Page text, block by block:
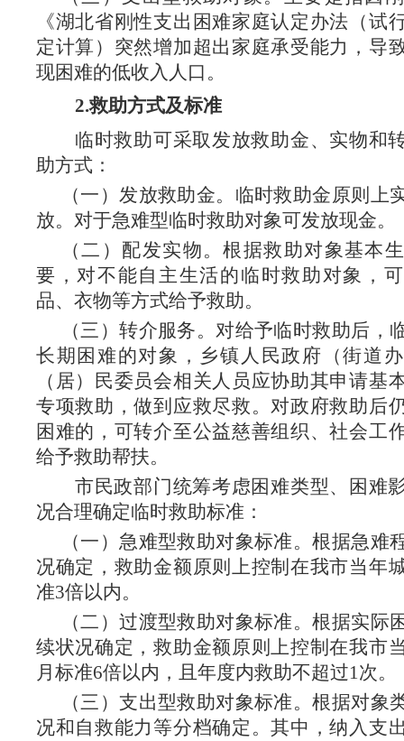
《湖北省刚性支出困难家庭认定办法（试
定计算）突然增加超出家庭承受能力，导
现困难的低收入人口。
2.救助方式及标准
临时救助可采取发放救助金、实物和
助方式 ：
（一）发放救助金。临时救助金原则上
放。对于急难型临时救助对象可发放现金。
（二）配发实物。根据救助对象基本
要，对不能自主生活的临时救助对象，
品、衣物等方式给予救助。
（三）转介服务。对给予临时救助后，
长期困难的对象，乡镇人民政府（街道
（居）民委员会相关人员应协助其申请基
专项救助，做到应救尽救。对政府救助后
困难的，可转介至公益慈善组织、社会工
给予救助帮扶。
市民政部门统筹考虑困难类型、困难
况合理确定临时救助标准 ：
（一）急难型救助对象标准。根据急难
况确定，救助金额原则上控制在我市当年
准3倍以内。
（二）过渡型救助对象标准。根据实际
续状况确定，救助金额原则上控制在我市
月标准6倍以内，且年度内救助不超过1次。
（三）支出型救助对象标准。根据对象
况和自救能力等分档确定。其中，纳入支